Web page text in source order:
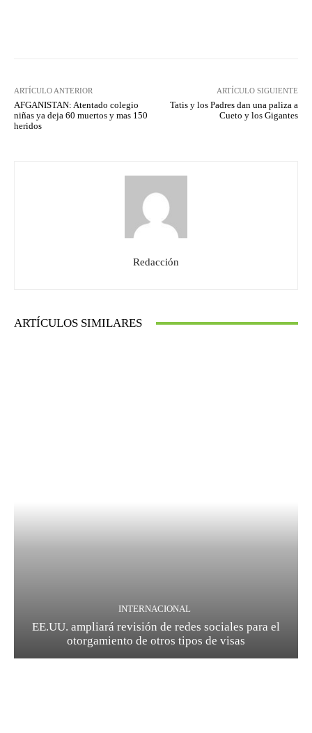
ARTÍCULO ANTERIOR
AFGANISTAN: Atentado colegio
niñas ya deja 60 muertos y mas 150
heridos
ARTÍCULO SIGUIENTE
Tatis y los Padres dan una paliza a
Cueto y los Gigantes
Redacción
ARTÍCULOS SIMILARES
INTERNACIONAL
EE.UU. ampliará revisión de redes sociales para el
otorgamiento de otros tipos de visas